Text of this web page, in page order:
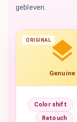
ORIGINAL
Genuine
Color shift
Retouch
gebleven.